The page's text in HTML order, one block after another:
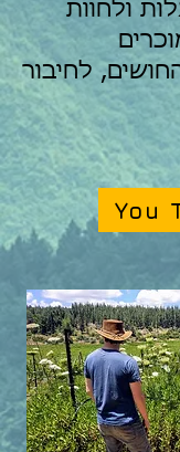
ולחוות
לחיבור
You